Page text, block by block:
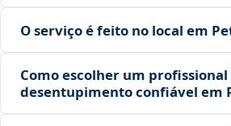
O serviço é feito no local em
Como escolher um profissional
desentupimento confiável em